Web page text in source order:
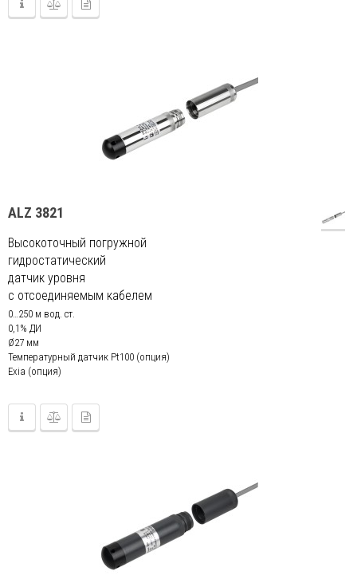
ALZ 3821
Высокоточный погружной
гидростатический
датчик уровня
с отсоединяемым кабелем
0…250 м вод. ст.
0,1% ДИ
Ø27 мм
Температурный датчик Pt100 (опция)
Exia (опция)